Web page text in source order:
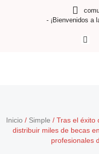
- ¡Bienvenidos a
Inicio / Simple / Tras el éxito
distribuir miles de becas
profesionales